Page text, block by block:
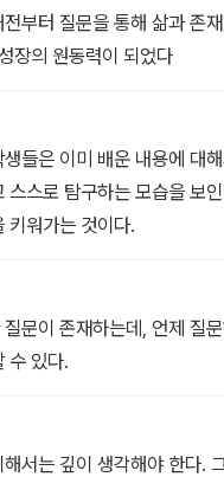
부터 질문을 통해 삶과 존
장의 원동력이 되었다
들은 이미 배운 내용에 대
스스로 탐구하는 모습을 보
키워가는 것이다.
문이 존재하는데, 언제 질
수 있다.
서는 깊이 생각해야 한다.